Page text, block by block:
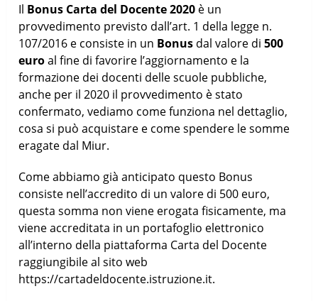
Il Bonus Carta del Docente 2020 è un
provvedimento previsto dall’art. 1 della legge n.
107/2016 e consiste in un Bonus dal valore di 500
euroal fine di favorire l’aggiornamento e la
formazione dei docenti delle scuole pubbliche,
anche per il 2020 il provvedimento è stato
confermato, vediamo come funziona nel dettaglio,
cosa si può acquistare e come spendere le somme
eragate dal Miur.
Come abbiamo già anticipato questo Bonus
consiste nell’accredito di un valore di 500 euro,
questa somma non viene erogata fisicamente, ma
viene accreditata in un portafoglio elettronico
all’interno della piattaforma Carta del Docente
raggiungibile al sito web
https://cartadeldocente.istruzione.it.